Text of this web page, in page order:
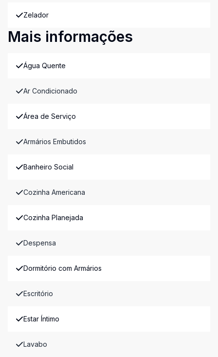
Zelador
Mais informações
Água Quente
Ar Condicionado
Área de Serviço
Armários Embutidos
Banheiro Social
Cozinha Americana
Cozinha Planejada
Despensa
Dormitório com Armários
Escritório
Estar Íntimo
Lavabo